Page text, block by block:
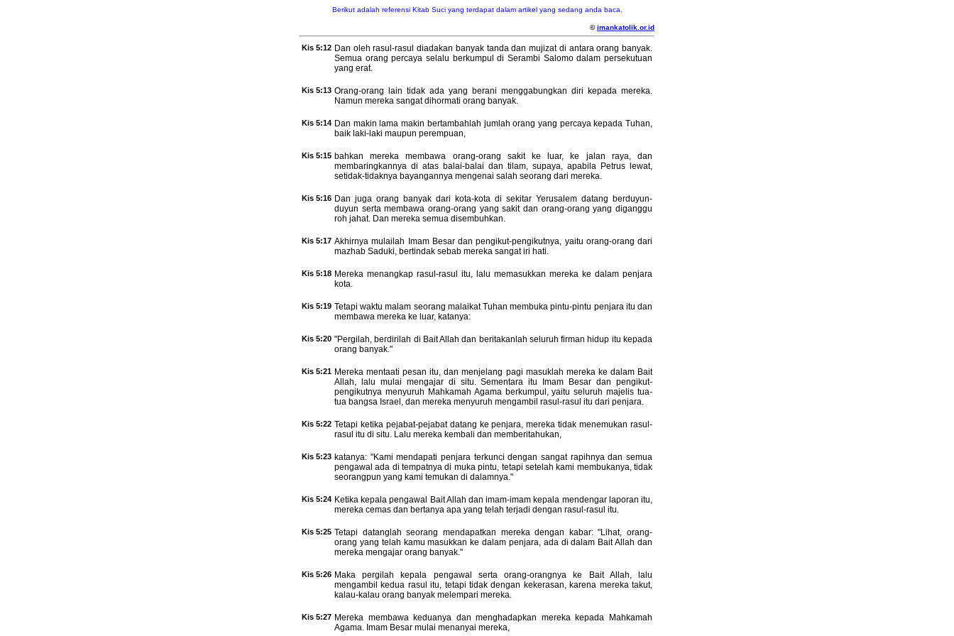
Berikut adalah referensi Kitab Suci yang terdapat dalam artikel yang sedang anda baca.
©imankatolik.or.id
Kis 5:12 Dan oleh rasul-rasul diadakan banyak tanda dan mujizat di antara orang banyak.
Semua orang percaya selalu berkumpul di Serambi Salomo dalam persekutuan
yang erat.
Kis 5:13 Orang-orang lain tidak ada yang berani menggabungkan diri kepada mereka.
Namun mereka sangat dihormati orang banyak.
Kis 5:14 Dan makin lama makin bertambahlah jumlah orang yang percaya kepada Tuhan,
baik laki-laki maupun perempuan,
Kis 5:15 bahkan mereka membawa orang-orang sakit ke luar, ke jalan raya, dan
membaringkannya di atas balai-balai dan tilam, supaya, apabila Petrus lewat,
setidak-tidaknya bayangannya mengenai salah seorang dari mereka.
Kis 5:16 Dan juga orang banyak dari kota-kota di sekitar Yerusalem datang berduyun-
duyun serta membawa orang-orang yang sakit dan orang-orang yang diganggu
roh jahat. Dan mereka semua disembuhkan.
Kis 5:17 Akhirnya mulailah Imam Besar dan pengikut-pengikutnya, yaitu orang-orang dari
mazhab Saduki, bertindak sebab mereka sangat iri hati.
Kis 5:18 Mereka menangkap rasul-rasul itu, lalu memasukkan mereka ke dalam penjara
kota.
Kis 5:19 Tetapi waktu malam seorang malaikat Tuhan membuka pintu-pintu penjara itu dan
membawa mereka ke luar, katanya:
Kis 5:20 "Pergilah, berdirilah di Bait Allah dan beritakanlah seluruh firman hidup itu kepada
orang banyak."
Kis 5:21 Mereka mentaati pesan itu, dan menjelang pagi masuklah mereka ke dalam Bait
Allah, lalu mulai mengajar di situ. Sementara itu Imam Besar dan pengikut-
pengikutnya menyuruh Mahkamah Agama berkumpul, yaitu seluruh majelis tua-
tua bangsa Israel, dan mereka menyuruh mengambil rasul-rasul itu dari penjara.
Kis 5:22 Tetapi ketika pejabat-pejabat datang ke penjara, mereka tidak menemukan rasul-
rasul itu di situ. Lalu mereka kembali dan memberitahukan,
Kis 5:23 katanya: "Kami mendapati penjara terkunci dengan sangat rapihnya dan semua
pengawal ada di tempatnya di muka pintu, tetapi setelah kami membukanya, tidak
seorangpun yang kami temukan di dalamnya."
Kis 5:24 Ketika kepala pengawal Bait Allah dan imam-imam kepala mendengar laporan itu,
mereka cemas dan bertanya apa yang telah terjadi dengan rasul-rasul itu.
Kis 5:25 Tetapi datanglah seorang mendapatkan mereka dengan kabar: "Lihat, orang-
orang yang telah kamu masukkan ke dalam penjara, ada di dalam Bait Allah dan
mereka mengajar orang banyak."
Kis 5:26 Maka pergilah kepala pengawal serta orang-orangnya ke Bait Allah, lalu
mengambil kedua rasul itu, tetapi tidak dengan kekerasan, karena mereka takut,
kalau-kalau orang banyak melempari mereka.
Kis 5:27 Mereka membawa keduanya dan menghadapkan mereka kepada Mahkamah
Agama. Imam Besar mulai menanyai mereka,